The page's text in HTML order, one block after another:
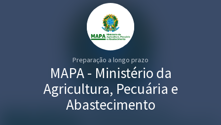
Graduação
Preparação a longo prazo
MAPA - Ministério da
Agricultura, Pecuária e
Abastecimento